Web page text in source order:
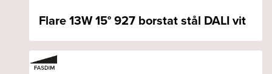
Flare 13W 15° 927 borstat stål DALI vit